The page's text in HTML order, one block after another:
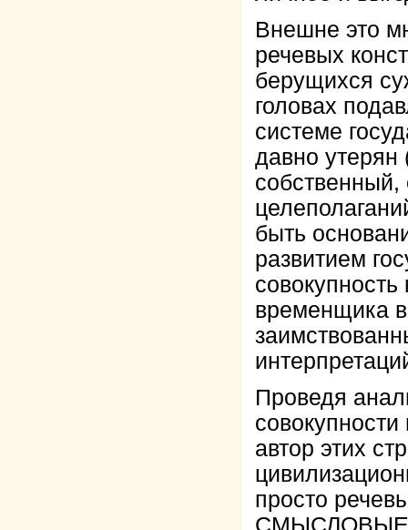
Внешне это
речевых
берущихся
головах
системе
давно утерян
быть
развитием
временщика
Проведя
автор этих
просто
СМЫСЛОВЫЕ